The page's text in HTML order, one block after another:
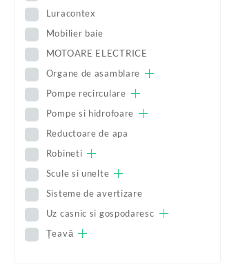
Luracontex
Mobilier baie
MOTOARE ELECTRICE
Organe de asamblare
Pompe recirculare
Pompe si hidrofoare
Reductoare de apa
Robineti
Scule si unelte
Sisteme de avertizare
Uz casnic si gospodaresc
Țeavă